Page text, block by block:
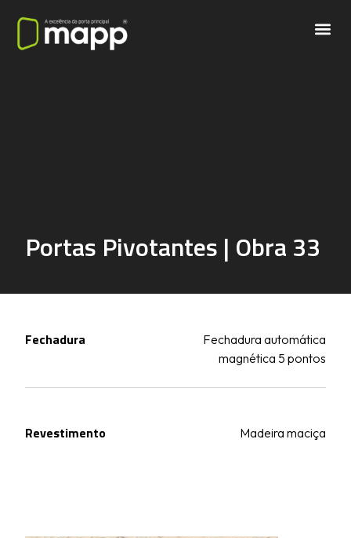
Portas Pivotantes | Obra 33
Fechadura
Fechadura automática
magnética 5 pontos
Revestimento Madeira maciça